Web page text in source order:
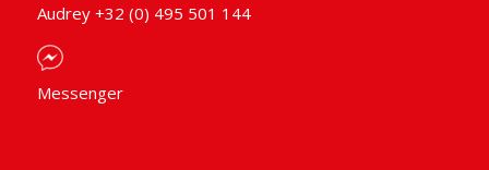
Audrey +32 (0) 495 501 144
Messenger